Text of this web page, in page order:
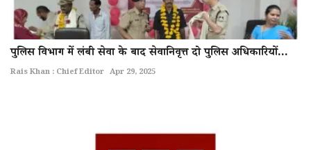
पुलिस विभाग में लंबी सेवा के बाद सेवानिवृत्त दो पुलिस अधिकारियों...
Rais Khan : Chief Editor Apr 29, 2025